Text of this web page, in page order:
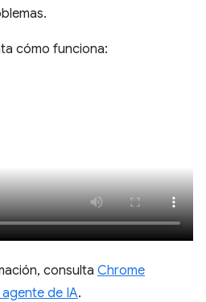
cómo funciona:
consulta Chrome
de IA.